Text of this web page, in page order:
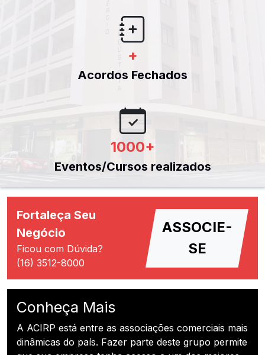
+
Acordos Fechados
1000+
Eventos/Cursos realizados
Fortaleça Seu
Negócio
Ficou com Dúvida?
(16) 3512-8000
ASSOCIE-
SE
Conheça Mais
A ACIRP está entre as associações comerciais mais
dinâmicas do país. Fazer parte deste grupo permite